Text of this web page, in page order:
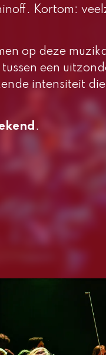
Kortom:
op deze
een
intensiteit
.